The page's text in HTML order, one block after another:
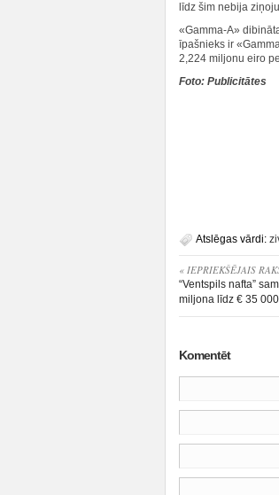
līdz šim nebija
«Gamma-A»
īpašnieks ir
2,224 miljonu eiro
Foto: Publicitātes
Atslēgas vārdi:
« IEPRIEKŠĒJAIS
“Ventspils nafta”
miljona līdz € 35 000
Komentēt